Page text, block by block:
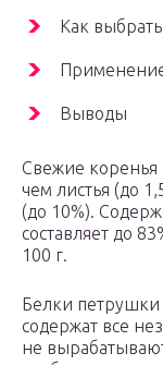
Как
Выводы
Свежие
чем листья (до
(до 10%).
составляет до
100 г.
Белки
содержат все
не